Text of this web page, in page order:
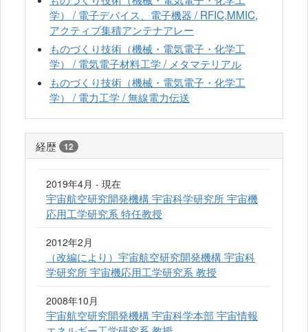
学） / 電子デバイス、電子機器 / RFIC,MMIC,
アクティブ集積アンテナアレー
ものづくり技術（機械・電気電子・化学工
学） / 電気電子材料工学 / メタマテリアル
ものづくり技術（機械・電気電子・化学工
学） / 電力工学 / 無線電力伝送
経歴 12
2019年4月 - 現在
宇宙航空研究開発機構 宇宙科学研究所 宇宙機
応用工学研究系 特任教授
2012年2月
（改編により）宇宙航空研究開発機構 宇宙科
学研究所 宇宙機応用工学研究系 教授
2008年10月
宇宙航空研究開発機構 宇宙科学本部 宇宙情報